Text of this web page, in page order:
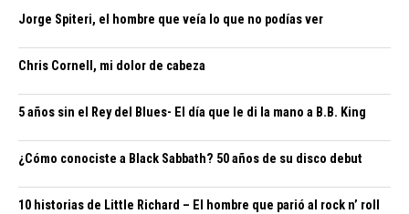
Jorge Spiteri, el hombre que veía lo que no podías ver
Chris Cornell, mi dolor de cabeza
5 años sin el Rey del Blues- El día que le di la mano a B.B. King
¿Cómo conociste a Black Sabbath? 50 años de su disco debut
10 historias de Little Richard – El hombre que parió al rock n’ roll